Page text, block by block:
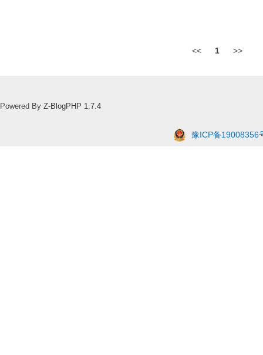
<< 1 >>
Powered By Z-BlogPHP 1.7.4
豫ICP备19008356